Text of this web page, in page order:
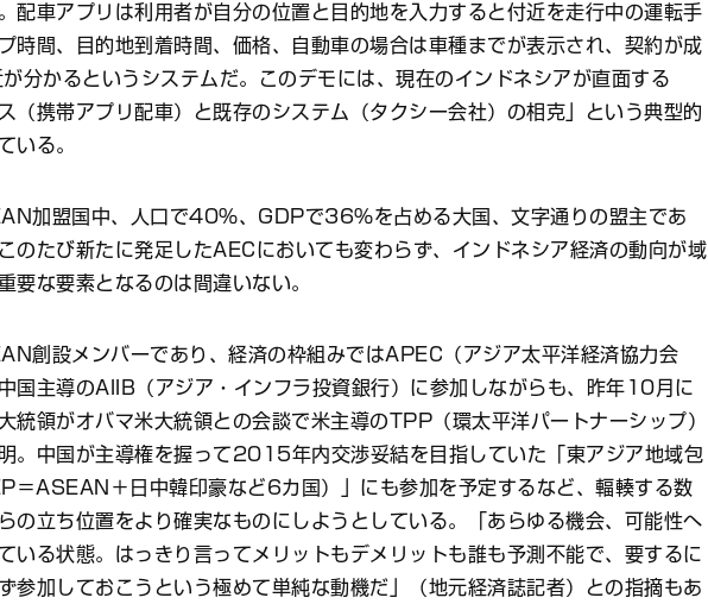
配車アプリは利用者が自分の位置と目的地を入力すると付近を走行中の運転手
時間、目的地到着時間、価格、自動車の場合は車種までが表示され、契約が成
分かるというシステムだ。このデモには、現在のインドネシアが直面する
（携帯アプリ配車）と既存のシステム（タクシー会社）の相克」という典型的
いる。
加盟国中、人口で40％、GDPで36％を占める大国、文字通りの盟主であ
のたび新たに発足したAECにおいても変わらず、インドネシア経済の動向が域
要な要素となるのは間違いない。
創設メンバーであり、経済の枠組みではAPEC（アジア太平洋経済協力会
国主導のAIIB（アジア・インフラ投資銀行）に参加しながらも、昨年10月に
統領がオバマ米大統領との会談で米主導のTPP（環太平洋パートナーシップ）
。中国が主導権を握って2015年内交渉妥結を目指していた「東アジア地域包
＝ASEAN＋日中韓印豪など6カ国）」にも参加を予定するなど、輻輳する数
の立ち位置をより確実なものにしようとしている。「あらゆる機会、可能性へ
いる状態。はっきり言ってメリットもデメリットも誰も予測不能で、要するに
参加しておこうという極めて単純な動機だ」（地元経済誌記者）との指摘もあ